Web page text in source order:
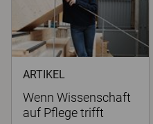
ARTIKEL
Wenn Wissenschaft
auf Pflege trifft